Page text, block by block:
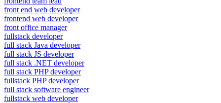
front end web developer
frontend web developer
front office manager
fullstack developer
full stack Java developer
full stack JS developer
full stack .NET developer
full stack PHP developer
fullstack PHP developer
full stack software engineer
fullstack web developer